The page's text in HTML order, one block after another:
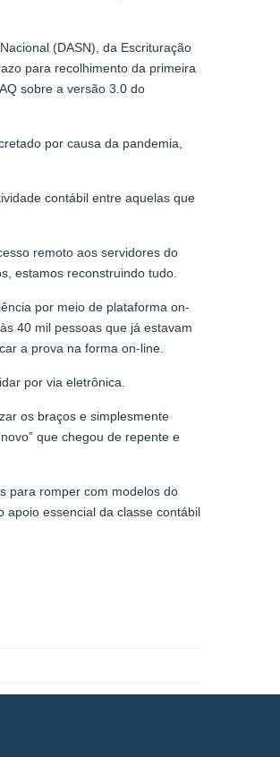
(DASN), da Escrituração
para recolhimento da primeira
sobre a versão 3.0 do
por causa da pandemia,
contábil entre aquelas que
remoto aos servidores do
estamos reconstruindo tudo.
por meio de plataforma on-
40 mil pessoas que já estavam
a prova na forma on-line.
por via eletrônica.
os braços e simplesmente
que chegou de repente e
para romper com modelos do
apoio essencial da classe contábil